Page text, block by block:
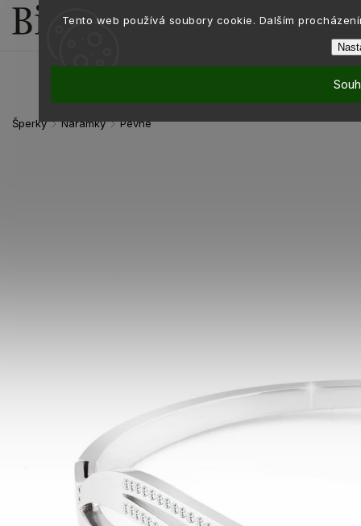
Tento web používá soubory cookie. Dalším
Šperky / Náramky / Pevné